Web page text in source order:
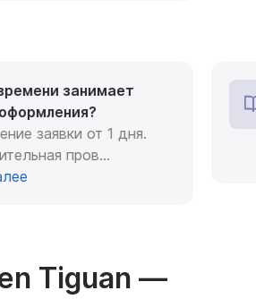
занимает
заявки от 1 дня.
пров...
Tiguan —